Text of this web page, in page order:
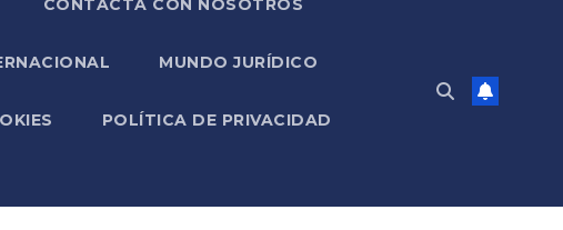
CONTACTA CON NOSOTROS
MUNDO JURÍDICO
POLÍTICA DE PRIVACIDAD